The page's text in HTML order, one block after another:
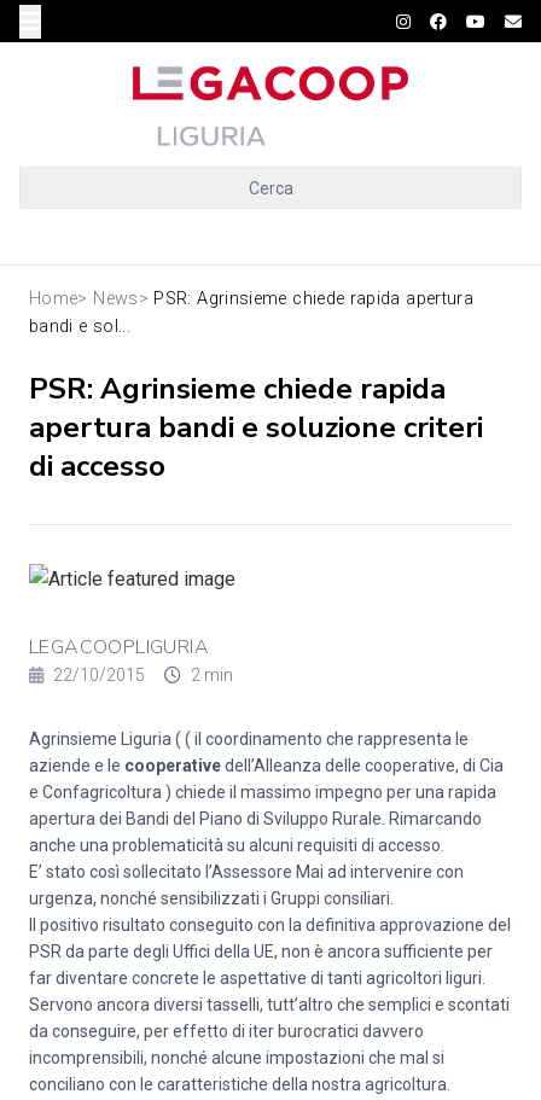
Cerca
Home> News> PSR: Agrinsieme chiede rapida apertura
bandi e sol...
PSR: Agrinsieme chiede rapida
apertura bandi e soluzione criteri
di accesso
LEGACOOPLIGURIA
22/10/2015 2 min
Agrinsieme Liguria ( ( il coordinamento che rappresenta le
aziende e le cooperativedell’Alleanza delle cooperative, di Cia
e Confagricoltura ) chiede il massimo impegno per una rapida
apertura dei Bandi del Piano di Sviluppo Rurale. Rimarcando
anche una problematicità su alcuni requisiti di accesso.
E’ stato così sollecitato l’Assessore Mai ad intervenire con
urgenza, nonché sensibilizzati i Gruppi consiliari.
Il positivo risultato conseguito con la definitiva approvazione del
PSR da parte degli Uffici della UE, non è ancora sufficiente per
far diventare concrete le aspettative di tanti agricoltori liguri.
Servono ancora diversi tasselli, tutt’altro che semplici e scontati
da conseguire, per effetto di iter burocratici davvero
incomprensibili, nonché alcune impostazioni che mal si
conciliano con le caratteristiche della nostra agricoltura.